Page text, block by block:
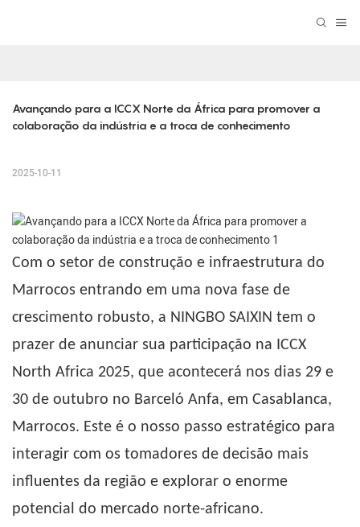
Avançando para a ICCX Norte da África para promover a
colaboração da indústria e a troca de conhecimento
2025-10-11
Com o setor de construção e infraestrutura do
Marrocos entrando em uma nova fase de
crescimento robusto, a NINGBO SAIXIN tem o
prazer de anunciar sua participação na ICCX
North Africa 2025, que acontecerá nos dias 29 e
30 de outubro no Barceló Anfa, em Casablanca,
Marrocos. Este é o nosso passo estratégico para
interagir com os tomadores de decisão mais
influentes da região e explorar o enorme
potencial do mercado norte-africano.